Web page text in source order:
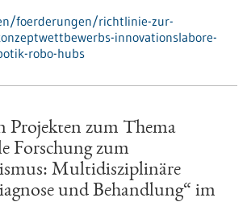
foerderungen/richtlinie-zur-
innovationslabore-
robo-hubs
Projekten zum Thema
Forschung zum
Multidisziplinäre
und Behandlung“ im